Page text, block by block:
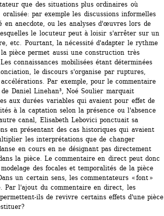
que des situations plus ordinaires où
par exemple les discussions informelles
en anecdote, ou les analyses d'œuvres lors de
le locuteur peut à loisir s'arrêter sur un
etc. Pourtant, la nécessité d'adapter le rythme
pièce permet aussi une construction très
connaissances mobilisées étant déterminées
le discours s'organise par ruptures,
Par exemple, pour le commentaire
Daniel Linehan³, Noé Soulier marquait
aux durées variables qui avaient pour effet de
à la captation selon la présence ou l'absence
canal, Elisabeth Lebovici ponctuait sa
en présentant des cas historiques qui avaient
les interprétations que de changer
en cours en ne désignant pas directement
la pièce. Le commentaire en direct peut donc
des focales et temporalités de la pièce
un certain sens, les commentateurs « font »
Par l'ajout du commentaire en direct, les
ils de revivre certains effets d'une pièce